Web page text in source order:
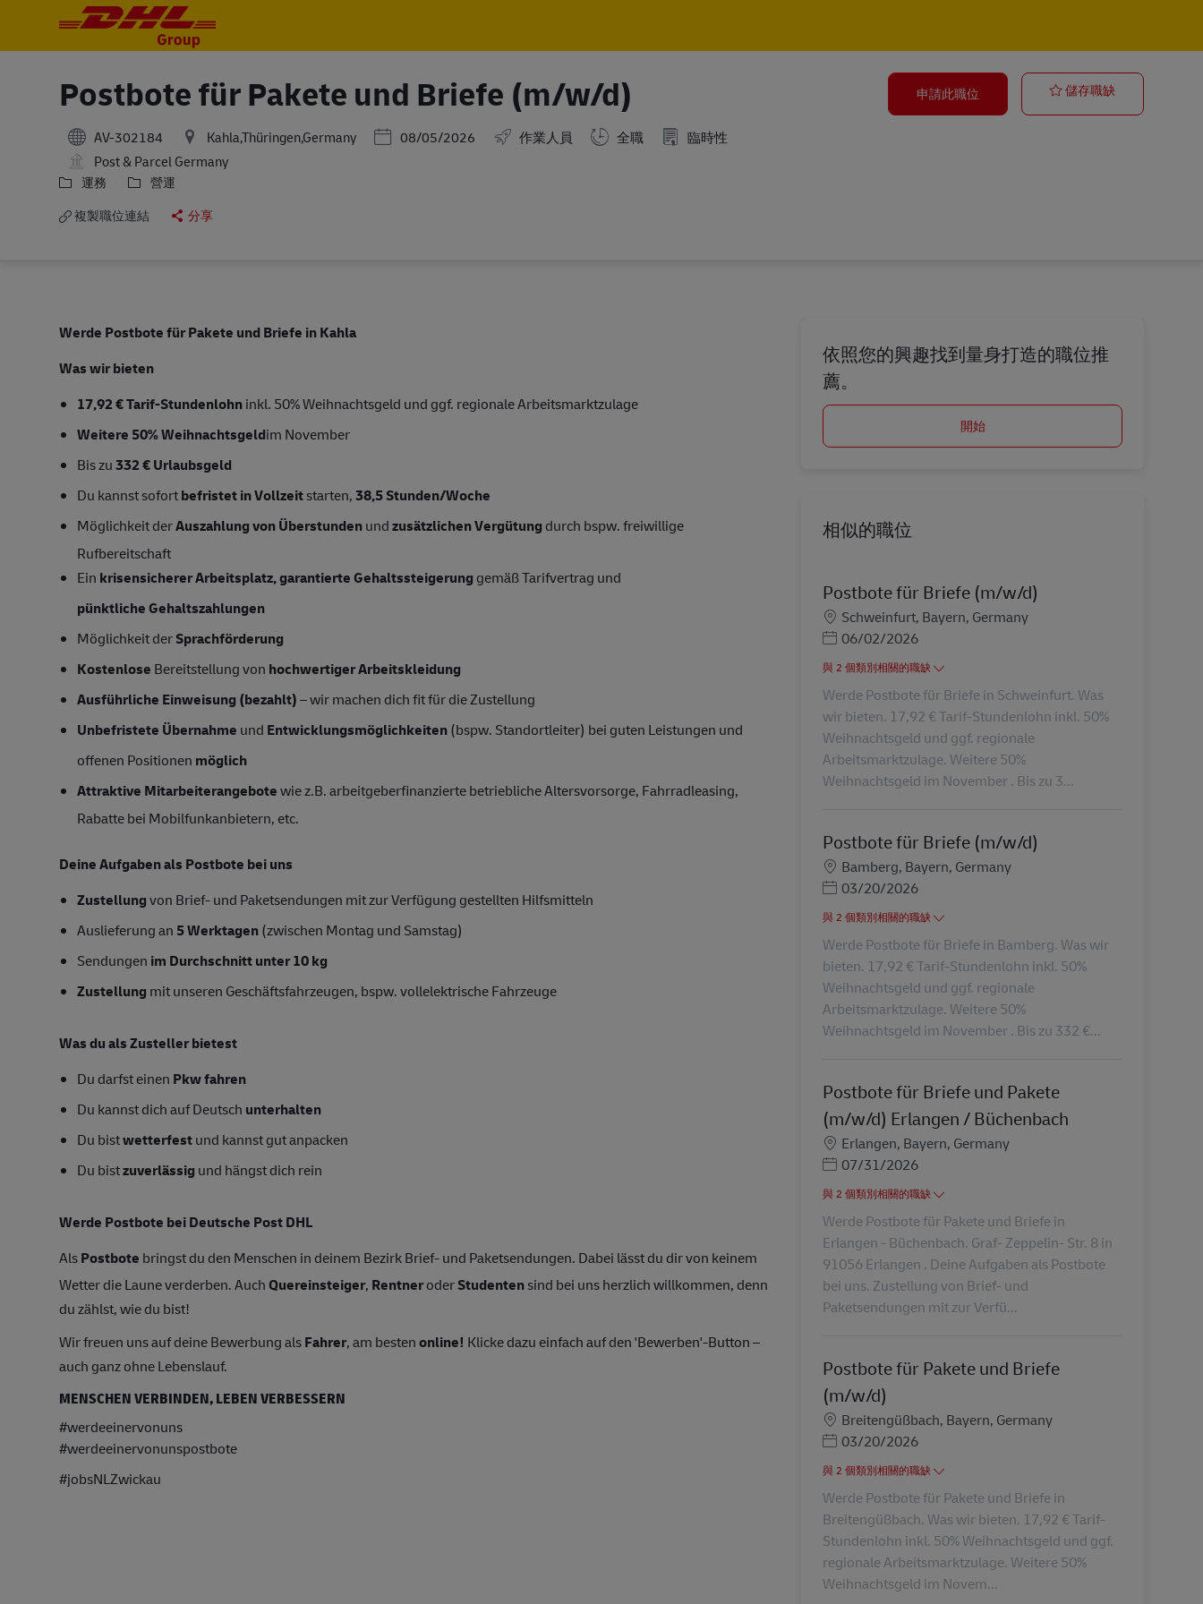
Postbote für Pakete und Briefe (m/w/d)
AV-302184 Kahla,Thüringen,Germany Posted Date
08/05/2026 作業人員 全職
臨時性
Post & Parcel Germany
運務
營運
複製職位連結
分享
申請此職位 儲存職缺Postbote für
Werde Postbote für Pakete und Briefe in Kahla
Was wir bieten
17,92 € Tarif-Stundenlohninkl. 50% Weihnachtsgeld und ggf. regionale Arbeitsmarktzulage
Weitere 50% Weihnachtsgeldim November
Bis zu332 € Urlaubsgeld
Du kannst sofortbefristet in Vollzeitstarten,38,5Stunden/Woche
Möglichkeit derAuszahlung von Überstundenundzusätzlichen Vergütung durch bspw. freiwillige
Rufbereitschaft
Ein krisensicherer Arbeitsplatz, garantierte Gehaltssteigerung gemäß Tarifvertrag und
pünktliche Gehaltszahlungen
Möglichkeit derSprachförderung
Kostenlose Bereitstellung von hochwertiger Arbeitskleidung
Ausführliche Einweisung (bezahlt)– wir machen dich fit für die Zustellung
Unbefristete Übernahme und Entwicklungsmöglichkeiten(bspw. Standortleiter) bei guten Leistungen und
offenen Positionen möglich
Attraktive Mitarbeiterangebotewie z.B. arbeitgeberfinanzierte betriebliche Altersvorsorge, Fahrradleasing,
Rabatte bei Mobilfunkanbietern, etc.
Deine Aufgaben als Postbote bei uns
Zustellungvon Brief- und Paketsendungen mit zur Verfügung gestellten Hilfsmitteln
Auslieferung an5 Werktagen(zwischen Montag und Samstag)
Sendungen im Durchschnitt unter 10 kg
Zustellung mit unseren Geschäftsfahrzeugen, bspw. vollelektrische Fahrzeuge
Was du als Zusteller bietest
Du darfst einen Pkw fahren
Du kannst dich auf Deutsch unterhalten
Du bistwetterfestund kannst gut anpacken
Du bistzuverlässig und hängst dich rein
Werde Postbote bei Deutsche Post DHL
AlsPostbote bringst du den Menschen in deinem Bezirk Brief- und Paketsendungen. Dabei lässt du dir von keinem
Wetter die Laune verderben. AuchQuereinsteiger, RentneroderStudentensind bei uns herzlich willkommen, denn
du zählst, wie du bist!
Wir freuen uns auf deine Bewerbung alsFahrer, am bestenonline! Klicke dazu einfach auf den 'Bewerben'-Button –
auch ganz ohne Lebenslauf.
MENSCHEN VERBINDEN, LEBEN VERBESSERN
#werdeeinervonuns
#werdeeinervonunspostbote
#jobsNLZwickau
依照您的興趣找到量身打造的職位推
薦。
開始
相似的職位
Postbote für Briefe (m/w/d)
地點Schweinfurt, Bayern, Germany
Posted Date
06/02/2026
與 2 個類別相關的職缺
Werde Postbote für Briefe in Schweinfurt. Was
wir bieten. 17,92 € Tarif-Stundenlohn inkl. 50%
Weihnachtsgeld und ggf. regionale
Arbeitsmarktzulage. Weitere 50%
Weihnachtsgeld im November . Bis zu 3...
Postbote für Briefe (m/w/d)
地點Bamberg, Bayern, Germany
Posted Date
03/20/2026
與 2 個類別相關的職缺
Werde Postbote für Briefe in Bamberg. Was wir
bieten. 17,92 € Tarif-Stundenlohn inkl. 50%
Weihnachtsgeld und ggf. regionale
Arbeitsmarktzulage. Weitere 50%
Weihnachtsgeld im November . Bis zu 332 €...
Postbote für Briefe und Pakete
(m/w/d) Erlangen / Büchenbach
地點Erlangen, Bayern, Germany
Posted Date
07/31/2026
與 2 個類別相關的職缺
Werde Postbote für Pakete und Briefe in
Erlangen - Büchenbach. Graf- Zeppelin- Str. 8 in
91056 Erlangen . Deine Aufgaben als Postbote
bei uns. Zustellung von Brief- und
Paketsendungen mit zur Verfü...
Postbote für Pakete und Briefe
(m/w/d)
地點Breitengüßbach, Bayern, Germany
Posted Date
03/20/2026
與 2 個類別相關的職缺
Werde Postbote für Pakete und Briefe in
Breitengüßbach. Was wir bieten. 17,92 € Tarif-
Stundenlohn inkl. 50% Weihnachtsgeld und ggf.
regionale Arbeitsmarktzulage. Weitere 50%
Weihnachtsgeld im Novem...